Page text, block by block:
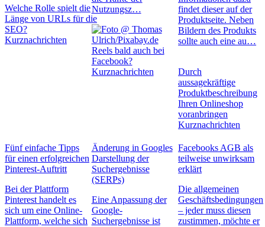
Welche Rolle spielt die
Länge von URLs für die
SEO?
Kurznachrichten
Nutzungsz…
Reels bald auch bei
Facebook?
Kurznachrichten
findet dieser auf der
Produktseite. Neben
Bildern des Produkts
sollte auch eine au…
Durch
aussagekräftige
Produktbeschreibung
Ihren Onlineshop
voranbringen
Kurznachrichten
Fünf einfache Tipps
für einen erfolgreichen
Pinterest-Auftritt
Bei der Plattform
Pinterest handelt es
sich um eine Online-
Plattform, welche sich
Änderung in Googles
Darstellung der
Suchergebnisse
(SERPs)
Eine Anpassung der
Google-
Suchergebnisse ist
Facebooks AGB als
teilweise unwirksam
erklärt
Die allgemeinen
Geschäftsbedingungen
– jeder muss diesen
zustimmen, möchte er